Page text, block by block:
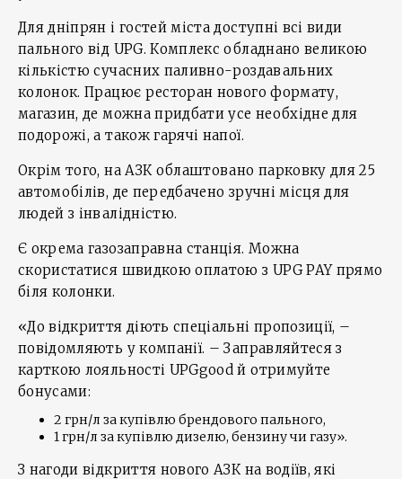
Для дніпрян і гостей міста доступні всі види
пального від UPG. Комплекс обладнано великою
кількістю сучасних паливно-роздавальних
колонок. Працює ресторан нового формату,
магазин, де можна придбати усе необхідне для
подорожі, а також гарячі напої.
Окрім того, на АЗК облаштовано парковку для 25
автомобілів, де передбачено зручні місця для
людей з інвалідністю.
Є окрема газозаправна станція. Можна
скористатися швидкою оплатою з UPG PAY прямо
біля колонки.
«До відкриття діють спеціальні пропозиції, –
повідомляють у компанії. – Заправляйтеся з
карткою лояльності UPGgood й отримуйте
бонусами:
2 грн/л за купівлю брендового пального,
1 грн/л за купівлю дизелю, бензину чи газу».
З нагоди відкриття нового АЗК на водіїв, які